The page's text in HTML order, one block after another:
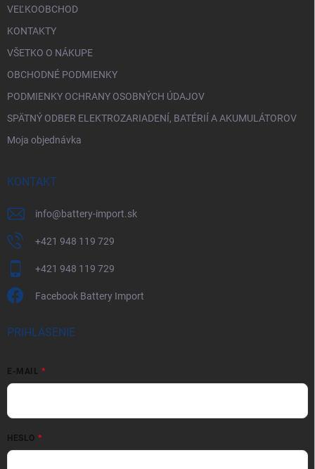
VEĽKOOBCHOD
KONTAKTY
VŠETKO O NÁKUPE
OBCHODNÉ PODMIENKY
PODMIENKY OCHRANY OSOBNÝCH ÚDAJOV
SPÄTNÝ ODBER ELEKTROZARIADENÍ, BATÉRIÍ A AKUMULÁTOROV
Moja objednávka
KONTAKT
info@battery-import.sk
+421 948 119 729
+421 948 119 729
Facebook Battery Import
PRIHLÁSENIE
E-MAIL
HESLO